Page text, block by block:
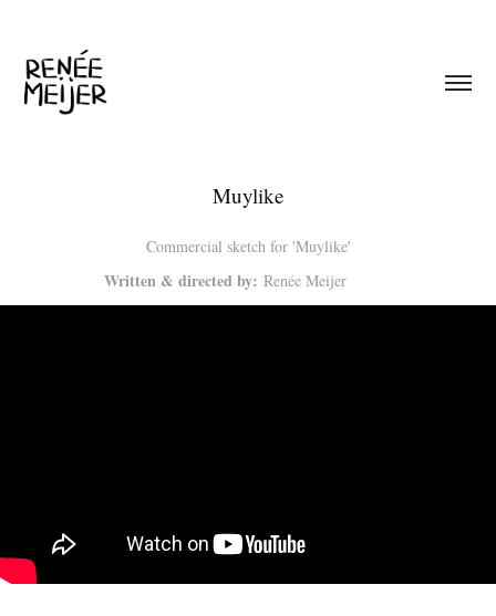
Muylike
Commercial sketch for 'Muylike'
Written & directed by: Renée Meijer